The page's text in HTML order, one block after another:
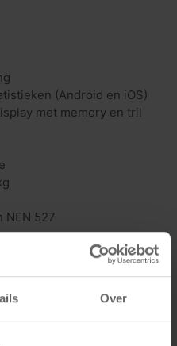
Over
(Android en iOS)
met memory en tril
NEN 527
eiken